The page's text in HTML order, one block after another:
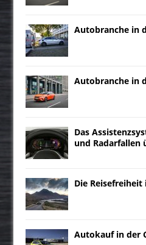
Autobranche in
Autobranche in
Das
und Radarfallen
Die
Autokauf in der